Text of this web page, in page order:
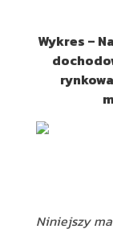
Wykres –
Niniejszy